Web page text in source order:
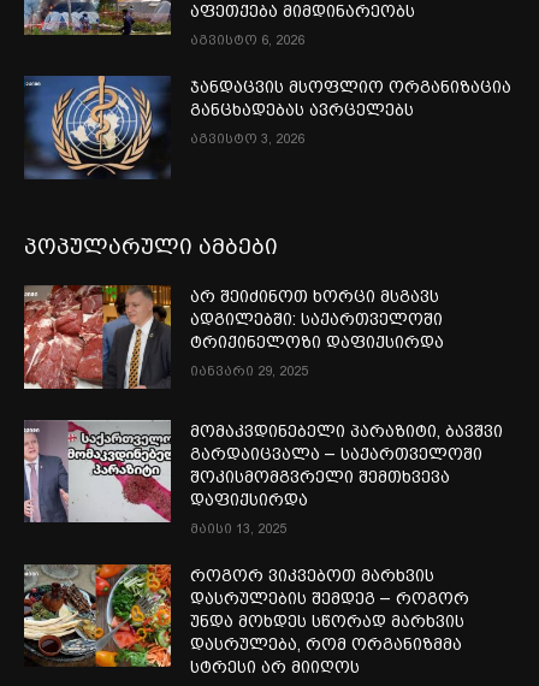
აფეთქება მიმდინარეობს
აგვისტო 6, 2026
ჯანდაცვის მსოფლიო ორგანიზაცია
განცხადებას ავრცელებს
აგვისტო 3, 2026
პოპულარული ამბები
არ შეიძინოთ ხორცი მსგავს
ადგილებში: საქართველოში
ტრიქინელოზი დაფიქსირდა
იანვარი 29, 2025
მომაკვდინებელი პარაზიტი, ბავშვი
გარდაიცვალა – საქართველოში
შოკისმომგვრელი შემთხვევა
დაფიქსირდა
მაისი 13, 2025
როგორ ვიკვებოთ მარხვის
დასრულების შემდეგ – როგორ
უნდა მოხდეს სწორად მარხვის
დასრულება, რომ ორგანიზმმა
სტრესი არ მიიღოს